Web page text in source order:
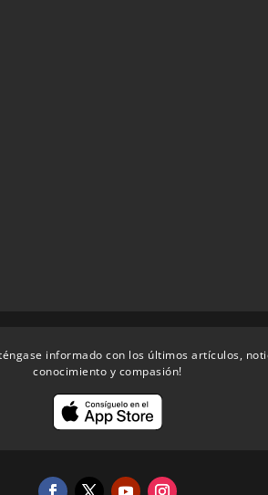
informado con los últimos artículos,
conocimiento y compasión!